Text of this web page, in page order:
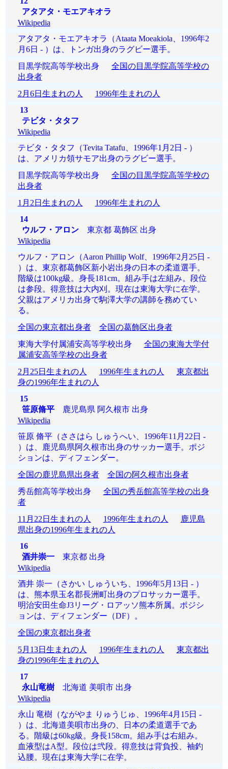
アタアタ・モエアキオラ
Wikipedia
アタアタ・モエアキオラ（Ataata Moeakiola、1996年2
月6日 - ）は、トンガ出身のラグビー選手。
目黒学院高等学校出身 全国の目黒学院高等学校の
出身者
2月6日生まれの人
1996年生まれの人
13
テビタ・タタフ
Wikipedia
テビタ・タタフ（Tevita Tatafu、1996年1月2日 - ）
は、アメリカ領サモア出身のラグビー選手。
目黒学院高等学校出身 全国の目黒学院高等学校の
出身者
1月2日生まれの人
1996年生まれの人
14
ウルフ・アロン東京都 葛飾区 出身
Wikipedia
ウルフ・アロン（Aaron Phillip Wolf、1996年2月25日 -
）は、東京都葛飾区新小岩出身の日本の柔道選手。
階級は100kg級。身長181cm。組み手は左組み。段位
は参段。得意技は大内刈。現在は東海大学に在学。
父親はアメリカ出身で駒澤大学の講師を務めてい
る。
全国の東京都出身者
全国の葛飾区出身者
東海大学付属浦安高等学校出身 全国の東海大学付
属浦安高等学校の出身者
2月25日生まれの人
1996年生まれの人
東京都出
身の1996年生まれの人
15
笹原脩平鹿児島県 阿久根市 出身
Wikipedia
笹原 脩平（ささはら しゅうへい、1996年11月22日 -
）は、鹿児島県阿久根市出身のサッカー選手。ポジ
ションは、ディフェンダー。
全国の鹿児島県出身者
全国の阿久根市出身者
秀岳館高等学校出身 全国の秀岳館高等学校の出身
者
11月22日生まれの人
1996年生まれの人
鹿児島
県出身の1996年生まれの人
16
酒井崇一東京都 出身
Wikipedia
酒井 崇一（さかい しゅういち、1996年5月13日 - ）
は、熊本県玉名郡長洲町出身のプロサッカー選手。
明治安田生命J3リーグ・ロアッソ熊本所属。ポジシ
ョンは、ディフェンダー（DF）。
全国の東京都出身者
5月13日生まれの人
1996年生まれの人
東京都出
身の1996年生まれの人
17
永山竜樹北海道 美唄市 出身
Wikipedia
永山 竜樹（ながやま りゅうじゅ、1996年4月15日 -
）は、北海道美唄市出身の、日本の柔道選手であ
る。階級は60kg級。身長158cm。組み手は右組み。
血液型はA型。段位は弐段。得意技は背負投、袖釣
込腰。現在は東海大学に在学。